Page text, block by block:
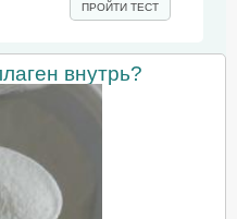
ПРОЙТИ ТЕСТ
внутрь?